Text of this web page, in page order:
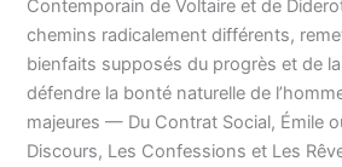
Contemporain de Voltaire et de
chemins radicalement différents,
bienfaits supposés du progrès et de
défendre la bonté naturelle de
majeures — Du Contrat Social, Émile
Discours, Les Confessions et Les